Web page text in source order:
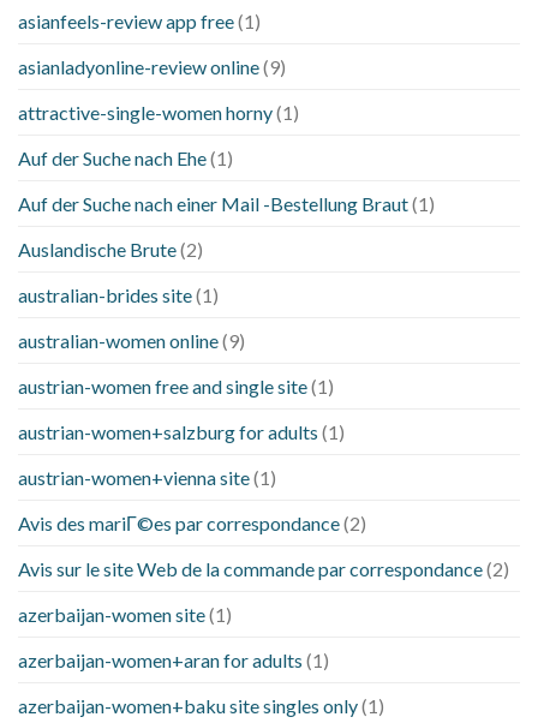
asianfeels-review app free(1)
asianladyonline-review online(9)
attractive-single-women horny(1)
Auf der Suche nach Ehe(1)
Auf der Suche nach einer Mail -Bestellung Braut(1)
Auslandische Brute(2)
australian-brides site(1)
australian-women online(9)
austrian-women free and single site(1)
austrian-women+salzburg for adults (1)
austrian-women+vienna site(1)
Avis des mariГ©es par correspondance(2)
Avis sur le site Web de la commande par correspondance(2)
azerbaijan-women site(1)
azerbaijan-women+aran for adults (1)
azerbaijan-women+baku site singles only(1)